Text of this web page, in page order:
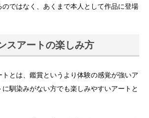
のではなく、あくまで本人として作品に登場
スアートの楽しみ方
とは、鑑賞というより体験の感覚が強いア
馴染みがない方でも楽しみやすいアートと